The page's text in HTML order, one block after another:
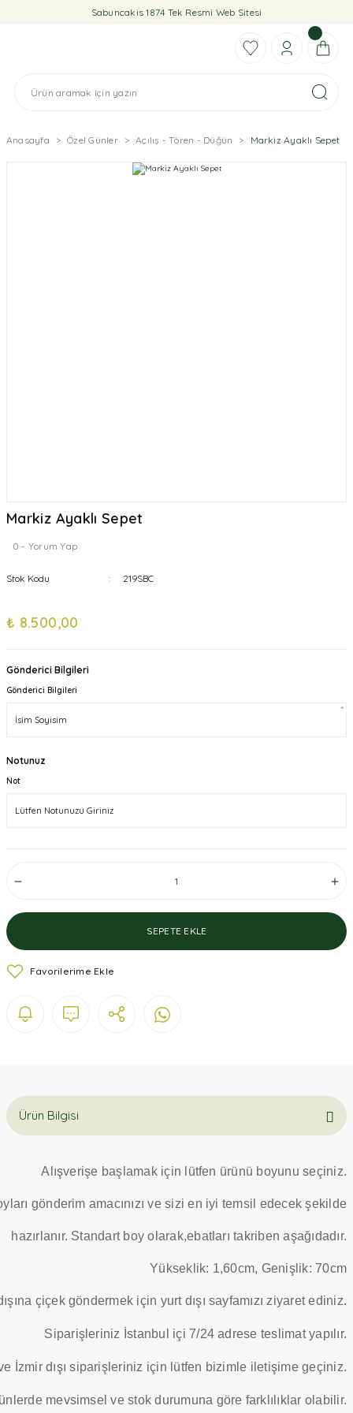
Sabuncakis 1874 Tek Resmi Web Sitesi
Anasayfa Özel Günler Açılış - Tören - Düğün Markiz Ayaklı Sepet
Markiz Ayaklı Sepet
0 - Yorum Yap
Stok Kodu 219SBC
₺ 8.500,00
Gönderici Bilgileri
Gönderici Bilgileri
*
Notunuz
Not
SEPETE EKLE
Ürün Bilgisi
Alışverişe başlamak için lütfen ürünü boyunu seçiniz.
gönderim amacınızı ve sizi en iyi temsil edecek şekilde
hazırlanır. Standart boy olarak,ebatlarıtakriben aşağıdadır.
Yükseklik: 1,60cm, Genişlik: 70cm
çiçek göndermek için yurt dışı sayfamızı ziyaret ediniz.
Siparişleriniz İstanbul içi 7/24 adrese teslimat yapılır.
İzmir dışı siparişleriniz için lütfen bizimle iletişime geçiniz.
mevsimsel ve stok durumuna göre farklılıklar olabilir.